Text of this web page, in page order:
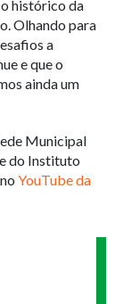
histórico da
Olhando para
a
e que o
ainda um
Municipal
do Instituto
YouTube da